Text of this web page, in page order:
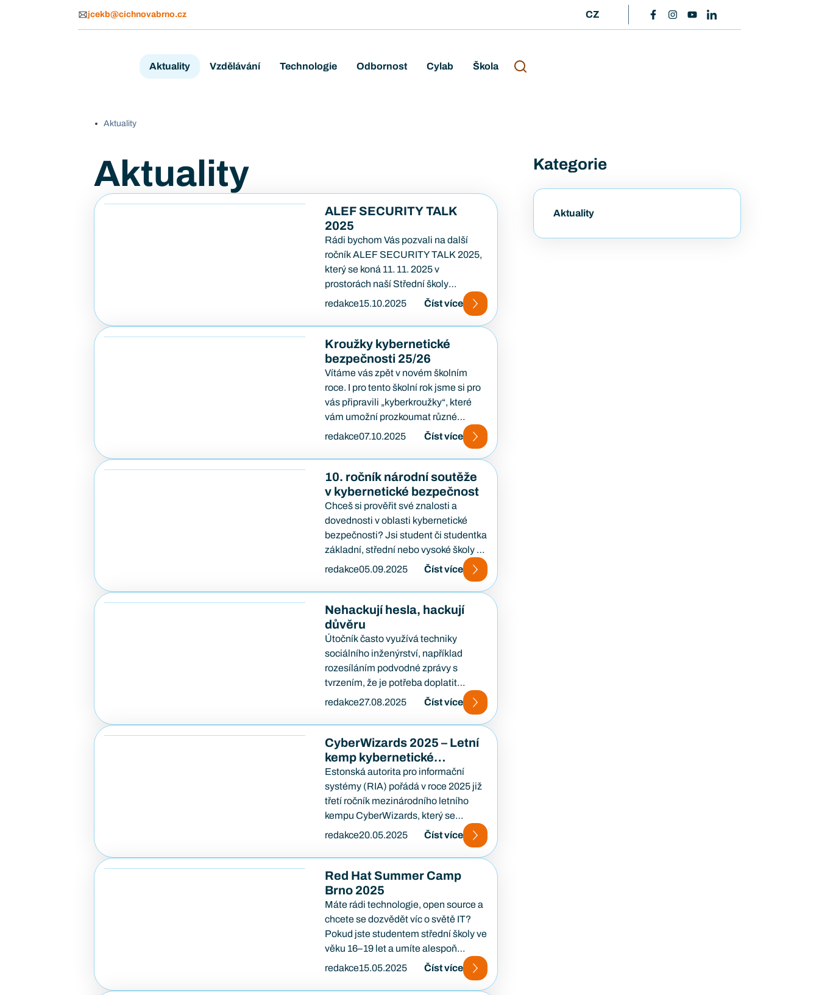
jcekb@cichnovabrno.cz CZ
Aktuality Vzdělávání Technologie Odbornost Cylab Škola
Aktuality
Aktuality
ALEF SECURITY TALK
2025
Rádi bychom Vás pozvali na další
ročník ALEF SECURITY TALK 2025,
který se koná 11. 11. 2025 v
prostorách naší Střední školy
informatiky, poštovnictví a finančnictví
redakce15.10.2025 Číst více
Kroužky kybernetické
bezpečnosti 25/26
Vítáme vás zpět v novém školním
roce. I pro tento školní rok jsme si pro
vás připravili „kyberkroužky“, které
vám umožní prozkoumat různé
aspekty kybernetické…
redakce07.10.2025 Číst více
10. ročník národní soutěže
v kybernetické bezpečnost
Chceš si prověřit své znalosti a
dovednosti v oblasti kybernetické
bezpečnosti? Jsi student či studentka
základní, střední nebo vysoké školy a
už ti bylo 9…
redakce05.09.2025 Číst více
Nehackují hesla, hackují
důvěru
Útočník často využívá techniky
sociálního inženýrství, například
rozesíláním podvodné zprávy s
tvrzením, že je potřeba doplatit
částku za dopravu nebo dobírku,
redakce27.08.2025 Číst více
CyberWizards 2025 – Letní
kemp kybernetické
bezpečnosti pro dívky
Estonská autorita pro informační
systémy (RIA) pořádá v roce 2025 již
třetí ročník mezinárodního letního
kempu CyberWizards, který se
zaměřuje na kybernetickou
redakce20.05.2025 Číst více
Red Hat Summer Camp
Brno 2025
Máte rádi technologie, open source a
chcete se dozvědět víc o světě IT?
Pokud jste studentem střední školy ve
věku 16–19 let a umíte alespoň…
redakce15.05.2025 Číst více
Kategorie
Aktuality